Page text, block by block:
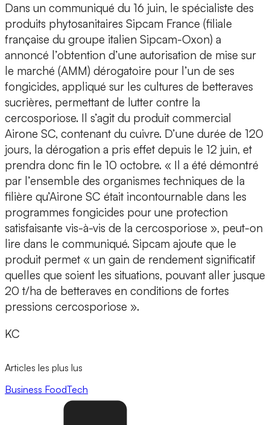
Dans un communiqué du 16 juin, le spécialiste des
produits phytosanitaires Sipcam France (filiale
française du groupe italien Sipcam-Oxon) a
annoncé l’obtention d’une autorisation de mise sur
le marché (AMM) dérogatoire pour l’un de ses
fongicides, appliqué sur les cultures de betteraves
sucrières, permettant de lutter contre la
cercosporiose. Il s’agit du produit commercial
Airone SC, contenant du cuivre. D’une durée de 120
jours, la dérogation a pris effet depuis le 12 juin, et
prendra donc fin le 10 octobre. « Il a été démontré
par l’ensemble des organismes techniques de la
filière qu’Airone SC était incontournable dans les
programmes fongicides pour une protection
satisfaisante vis-à-vis de la cercosporiose », peut-on
lire dans le communiqué. Sipcam ajoute que le
produit permet « un gain de rendement significatif
quelles que soient les situations, pouvant aller jusque
20 t/ha de betteraves en conditions de fortes
pressions cercosporiose ».
KC
Articles les plus lus
Business FoodTech